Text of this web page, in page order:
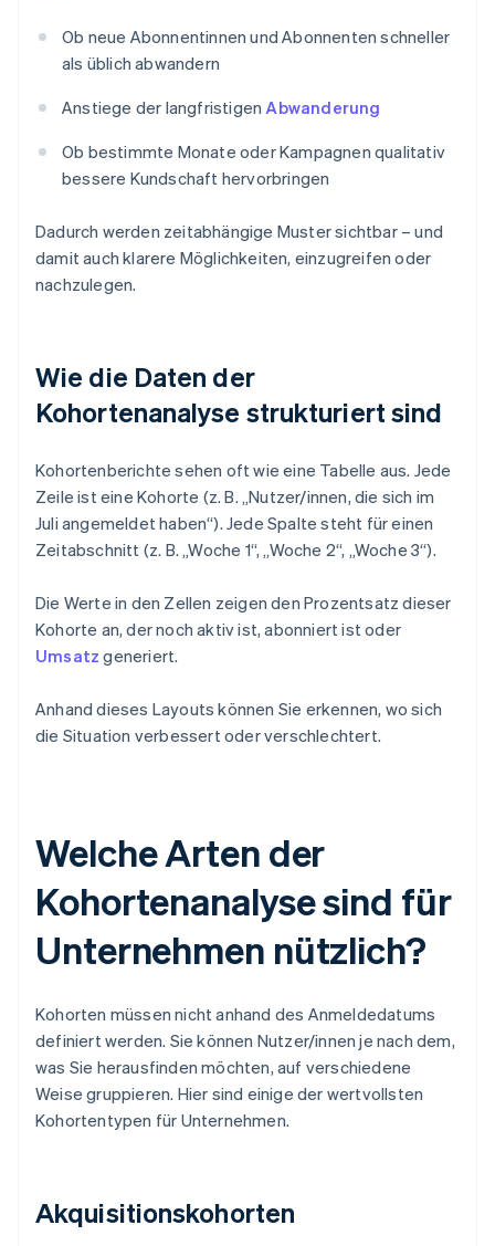
Ob neue Abonnentinnen und Abonnenten schneller
als üblich abwandern
Anstiege der langfristigenAbwanderung
Ob bestimmte Monate oder Kampagnen qualitativ
bessere Kundschaft hervorbringen
Dadurch werden zeitabhängige Muster sichtbar – und
damit auch klarere Möglichkeiten, einzugreifen oder
nachzulegen.
Wie die Daten der
Kohortenanalyse strukturiert sind
Kohortenberichte sehen oft wie eine Tabelle aus. Jede
Zeile ist eine Kohorte (z. B. „Nutzer/innen, die sich im
Juli angemeldet haben“). Jede Spalte steht für einen
Zeitabschnitt (z. B. „Woche 1“, „Woche 2“, „Woche 3“).
Die Werte in den Zellen zeigen den Prozentsatz dieser
Kohorte an, der noch aktiv ist, abonniert ist oder
Umsatz generiert.
Anhand dieses Layouts können Sie erkennen, wo sich
die Situation verbessert oder verschlechtert.
Welche Arten der
Kohortenanalyse sind für
Unternehmen nützlich?
Kohorten müssen nicht anhand des Anmeldedatums
definiert werden. Sie können Nutzer/innen je nach dem,
was Sie herausfinden möchten, auf verschiedene
Weise gruppieren. Hier sind einige der wertvollsten
Kohortentypen für Unternehmen.
Akquisitionskohorten